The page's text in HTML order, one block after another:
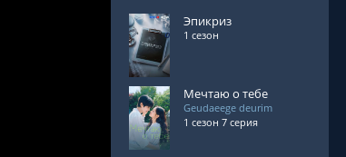
Эпикриз
1 сезон
Мечтаю о тебе
Geudaeege deurim
1 сезон 7 серия